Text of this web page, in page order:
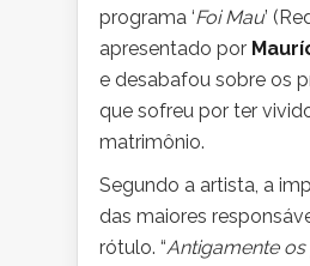
programa ‘Foi Mau’
apresentado por
e desabafou sobre os
que sofreu por ter
matrimônio.
Segundo a artista, a
das maiores
rótulo. “Antigamente